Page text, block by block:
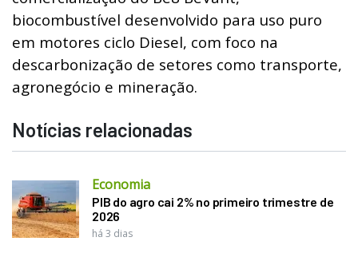
biocombustível desenvolvido para uso puro
em motores ciclo Diesel, com foco na
descarbonização de setores como transporte,
agronegócio e mineração.
Notícias relacionadas
Economia
PIB do agro cai 2% no primeiro trimestre de
2026
há 3 dias